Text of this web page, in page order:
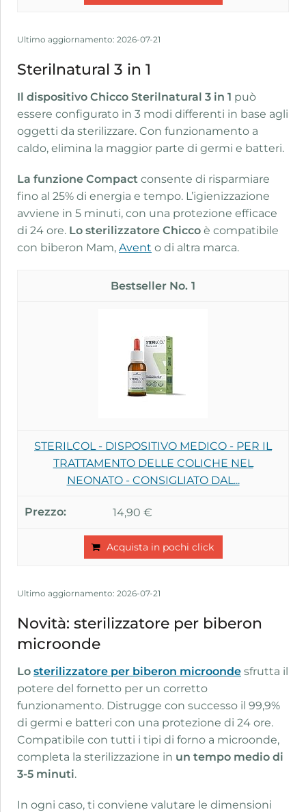
Ultimo aggiornamento: 2026-07-21
Sterilnatural 3 in 1
Il dispositivo Chicco Sterilnatural 3 in 1 può
essere configurato in 3 modi differenti in base agli
oggetti da sterilizzare. Con funzionamento a
caldo, elimina la maggior parte di germi e batteri.
La funzione Compact consente di risparmiare
fino al 25% di energia e tempo. L’igienizzazione
avviene in 5 minuti, con una protezione efficace
di 24 ore. Lo sterilizzatore Chicco è compatibile
con biberon Mam, Avent o di altra marca.
1
STERILCOL - DISPOSITIVO MEDICO - PER IL
TRATTAMENTO DELLE COLICHE NEL
NEONATO - CONSIGLIATO DAL...
14,90 €
Acquista in pochi click
Ultimo aggiornamento: 2026-07-21
Novità: sterilizzatore per biberon
microonde
Lo sterilizzatore per biberon microonde sfrutta il
potere del fornetto per un corretto
funzionamento. Distrugge con successo il 99,9%
di germi e batteri con una protezione di 24 ore.
Compatibile con tutti i tipi di forno a microonde,
completa la sterilizzazione in un tempo medio di
3-5 minuti.
In ogni caso, ti conviene valutare le dimensioni